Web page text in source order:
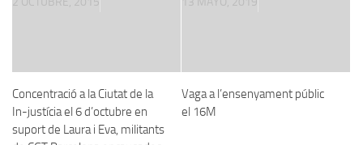
Concentració a la Ciutat de la
In-justícia el 6 d’octubre en
suport de Laura i Eva, militants
Vaga a l’ensenyament públic
el 16M